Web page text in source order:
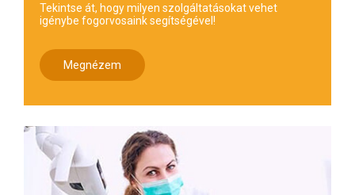
Tekintse át, hogy milyen szolgáltatásokat vehet
igénybe fogorvosaink segítségével!
Megnézem